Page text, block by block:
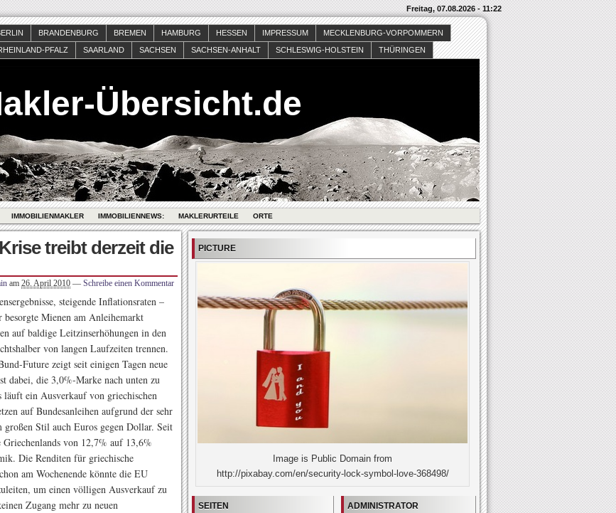
Freitag, 07.08.2026 - 11:22
BRANDENBURG BREMEN HAMBURG HESSEN IMPRESSUM
MECKLENBURG-VORPOMMERN
PFALZ SAARLAND SACHSEN SACHSEN-ANHALT SCHLESWIG-HOLSTEIN THÜRINGEN
Übersicht.de
IMMOBILIENMAKLER IMMOBILIENNEWS: MAKLERURTEILE ORTE
treibt derzeit die
am 26. April 2010 — Schreibe einen Kommentar
steigende Inflationsraten –
besorgte Mienen am Anleihemarkt
auf baldige Leitzinserhöhungen in den
von langen Laufzeiten trennen.
Future zeigt seit einigen Tagen neue
dabei, die 3,0%-Marke nach unten zu
ein Ausverkauf von griechischen
auf Bundesanleihen aufgrund der sehr
Stil auch Euros gegen Dollar. Seit
von 12,7% auf 13,6%
Die Renditen für griechische
am Wochenende könnte die EU
um einen völligen Ausverkauf zu
Zugang mehr zu neuen
PICTURE
Image is Public Domain from
http://pixabay.com/en/security-lock-symbol-love-368498/
SEITEN
ADMINISTRATOR